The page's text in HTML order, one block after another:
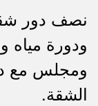
نصف دور
ودورة مياه
ومجلس مع
الشقة.